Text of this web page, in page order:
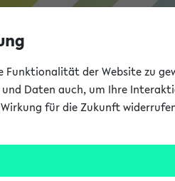
Funktionalität der Website zu
Daten auch, um Ihre
für die Zukunft